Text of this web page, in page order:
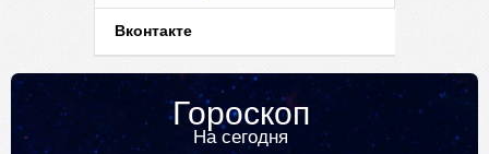
Вконтакте
Гороскоп
На сегодня